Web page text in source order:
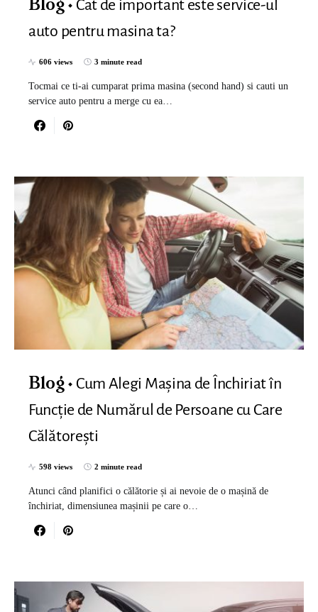
Blog
Cat de important este service-ul
auto pentru masina ta?
606 views 3 minute read
Tocmai ce ti-ai cumparat prima masina (second hand) si cauti un
service auto pentru a merge cu ea…
Blog
Cum Alegi Mașina de Închiriat în
Funcție de Numărul de Persoane cu Care
Călătorești
598 views 2 minute read
Atunci când planifici o călătorie și ai nevoie de o mașină de
închiriat, dimensiunea mașinii pe care o…